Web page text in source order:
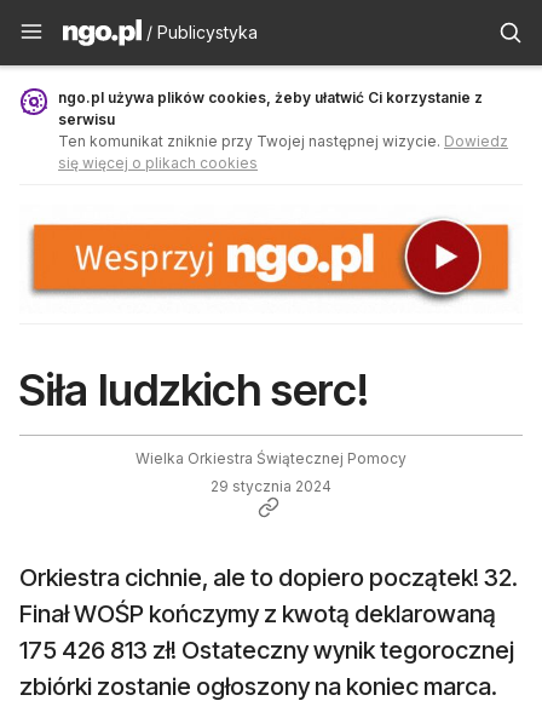
Publicystyka - ngo.pl
/ Publicystyka
ngo.pl używa plików cookies, żeby ułatwić Ci korzystanie z
serwisu
Ten komunikat zniknie przy Twojej następnej wizycie. Dowiedz
się więcej o plikach cookies
Siła ludzkich serc!
Wielka Orkiestra Świątecznej Pomocy
29 stycznia 2024
Orkiestra cichnie, ale to dopiero początek! 32.
Finał WOŚP kończymy z kwotą deklarowaną
175 426 813 zł! Ostateczny wynik tegorocznej
zbiórki zostanie ogłoszony na koniec marca.